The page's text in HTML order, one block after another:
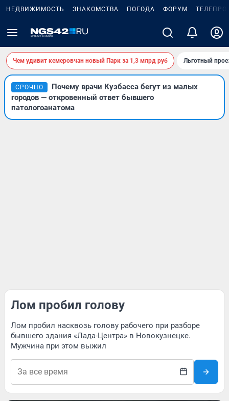
НЕДВИЖИМОСТЬ ЗНАКОМСТВА ПОГОДА ФОРУМ
Чем удивит кемеровчан новый Парк за 1,3 млрд руб Льготный
СРОЧНО
Почему врачи Кузбасса бегут из малых
городов — откровенный ответ бывшего
патологоанатома
Лом пробил голову
Лом пробил насквозь голову рабочего при разборе
бывшего здания «Лада-Центра» в Новокузнецке.
Мужчина при этом выжил